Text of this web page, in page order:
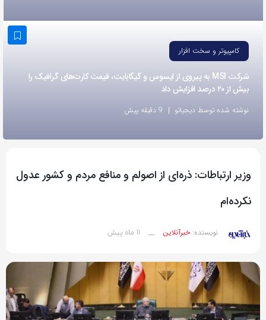
اشتراک
کپی
لینک
کامپیوتر و سخت افزار
شرکت MSI به پیروی از ایسوس و گیگابایت، قیمت کارت‌های گرافیک را
بیش از ۲۰ درصد افزایش داد
نوشته شده توسط دیجیاتو 9 دقیقه پیش
وزیر ارتباطات: ذره‌ای از اصولم و منافع مردم و کشور عدول
نکرده‌ام
نویسنده:خبرآنلاین __ 11 ماه پیش